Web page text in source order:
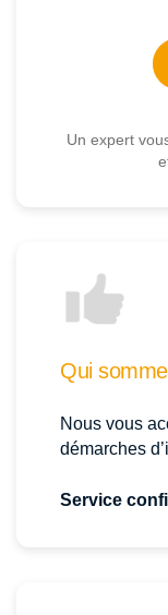
Un expert
Qui
Nous vous
démarches
Service